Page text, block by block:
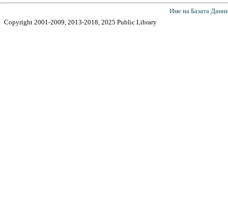
Име на Базата
Copyright 2001-2009, 2013-2018, 2025 Public Library